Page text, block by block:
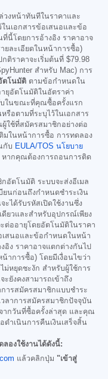
วงหน้าทันทีในราคาและ
นเอกสารข้อเสนอและข้อ
นี้โดยการอ้างอิง ราคาอาจ
ยละเอียดในหน้าการซื้อ)
ติราคาจะเริ่มต้นที่ $79.98
สำหรับ Mac) การ
ตโนมัติ ตามข้อกำหนดใน
ยุอัตโนมัติในอัตราค่า
บในขณะที่คุณซื้อครั้งแรก
รือตามที่ระบุไว้ในเอกสาร
ใช้ที่สมัครสมาชิกอย่างต่อ
มในหน้าการซื้อ การทดลอง
กับ EULA/TOS นโยบาย
หากคุณต้องการถอนการติด
อัตโนมัติ ระบบจะส่งอีเมล
ยนก่อนถึงกำหนดชำระเงิน
ได้รับรหัสเปิดใช้งานซึ่ง
ดียวและสำหรับอุปกรณ์เพียง
ต่ออายุโดยอัตโนมัติในราคา
เสนอและข้อกำหนดในหน้า
อิง ราคาอาจแตกต่างกันไป
าการซื้อ) โดยมีเงื่อนไขว่า
ม่หยุดชะงัก สำหรับผู้ใช้การ
ยังคงสามารถเข้าถึง
ารสมัครสมาชิกแบบชำระ
ลาการสมัครสมาชิกปัจจุบัน
ากวันที่ซื้อครั้งล่าสุด และคุณ
ำเนินการคืนเงินเสร็จสิ้น
องใช้งานได้ดังนี้:
แล้วคลิกปุ่ม "เข้าสู่